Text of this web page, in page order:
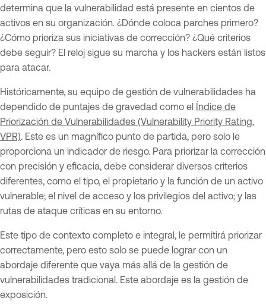
determina que la vulnerabilidad está presente en cientos de
activos en su organización. ¿Dónde coloca parches primero?
¿Cómo prioriza sus iniciativas de corrección? ¿Qué criterios
debe seguir? El reloj sigue su marcha y los hackers están listos
para atacar.
Históricamente, su equipo de gestión de vulnerabilidades ha
dependido de puntajes de gravedad como el Índice de
Priorización de Vulnerabilidades (Vulnerability Priority Rating,
VPR) . Este es un magnífico punto de partida, pero solo le
proporciona un indicador de riesgo. Para priorizar la corrección
con precisión y eficacia, debe considerar diversos criterios
diferentes, como el tipo, el propietario y la función de un activo
vulnerable; el nivel de acceso y los privilegios del activo; y las
rutas de ataque críticas en su entorno.
Este tipo de contexto completo e integral, le permitirá priorizar
correctamente, pero esto solo se puede lograr con un
abordaje diferente que vaya más allá de la gestión de
vulnerabilidades tradicional. Este abordaje es la gestión de
exposición.